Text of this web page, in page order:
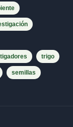
trigo
semillas